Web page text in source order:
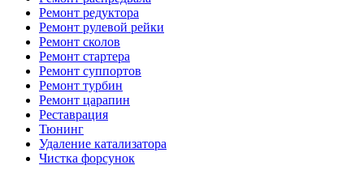
Ремонт редуктора
Ремонт рулевой рейки
Ремонт сколов
Ремонт стартера
Ремонт суппортов
Ремонт турбин
Ремонт царапин
Реставрация
Тюнинг
Удаление катализатора
Чистка форсунок